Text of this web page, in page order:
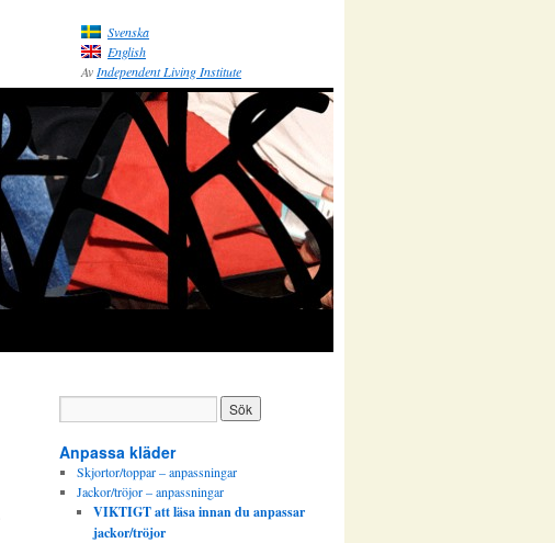
Svenska
English
Av Independent Living Institute
Anpassa kläder
Skjortor/toppar – anpassningar
Jackor/tröjor – anpassningar
VIKTIGT att läsa innan du anpassar
jackor/tröjor